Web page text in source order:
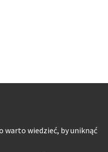
warto wiedzieć, by uniknąć